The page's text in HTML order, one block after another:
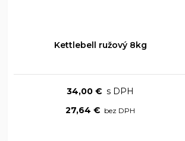
Kettlebell ružový 8kg
34,00 €
27,64 €